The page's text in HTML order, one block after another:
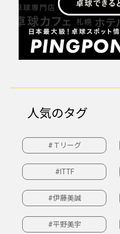
人気のタグ
#Ｔリーグ
#ITTF
#伊藤美誠
#平野美宇